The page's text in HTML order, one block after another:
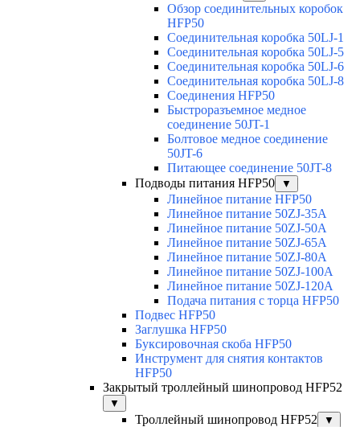
Обзор соединительных коробок
HFP50
Соединительная коробка 50LJ-1
Соединительная коробка 50LJ-5
Соединительная коробка 50LJ-6
Соединительная коробка 50LJ-8
Соединения HFP50
Быстроразъемное медное
соединение 50JT-1
Болтовое медное соединение
50JT-6
Питающее соединение 50JT-8
Подводы питания HFP50
▼
Линейное питание HFP50
Линейное питание 50ZJ-35A
Линейное питание 50ZJ-50A
Линейное питание 50ZJ-65A
Линейное питание 50ZJ-80A
Линейное питание 50ZJ-100A
Линейное питание 50ZJ-120A
Подача питания с торца HFP50
Подвес HFP50
Заглушка HFP50
Буксировочная скоба HFP50
Инструмент для снятия контактов
HFP50
Закрытый троллейный шинопровод HFP52
▼
Троллейный шинопровод HFP52 ▼